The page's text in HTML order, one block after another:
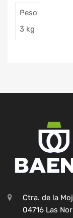
Peso
3 kg
Ctra. de la
04716 Las